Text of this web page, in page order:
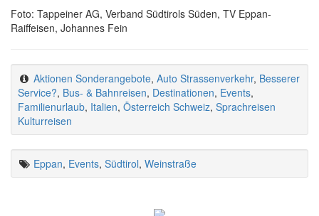
Foto: Tappeiner AG, Verband Südtirols Süden, TV Eppan-
Raiffeisen, Johannes Fein
Aktionen Sonderangebote, Auto Strassenverkehr, Besserer
Service?, Bus- & Bahnreisen, Destinationen, Events,
Familienurlaub, Italien, Österreich Schweiz, Sprachreisen
Kulturreisen
Eppan, Events, Südtirol, Weinstraße